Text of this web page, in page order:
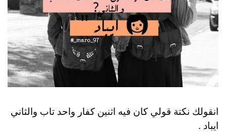
انقولك نكتة قولي كان فيه اثنين كفار واحد تاب والثاني
ايباد .